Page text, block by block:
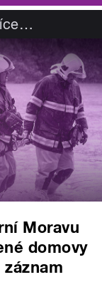
…
Moravu
domovy